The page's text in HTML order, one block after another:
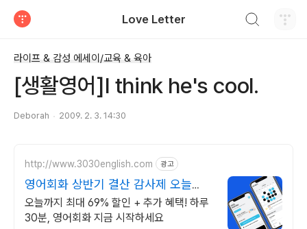
Love Letter
라이프 & 감성 에세이/교육 & 육아
[생활영어]I think he's cool.
Deborah 2009. 2. 3. 14:30
http://www.3030english.com 광고
영어회화 상반기 결산 감사제 오늘
24:00 환급 종료
오늘까지 최대 69% 할인 + 추가 혜택! 하루
30분, 영어회화 지금 시작하세요